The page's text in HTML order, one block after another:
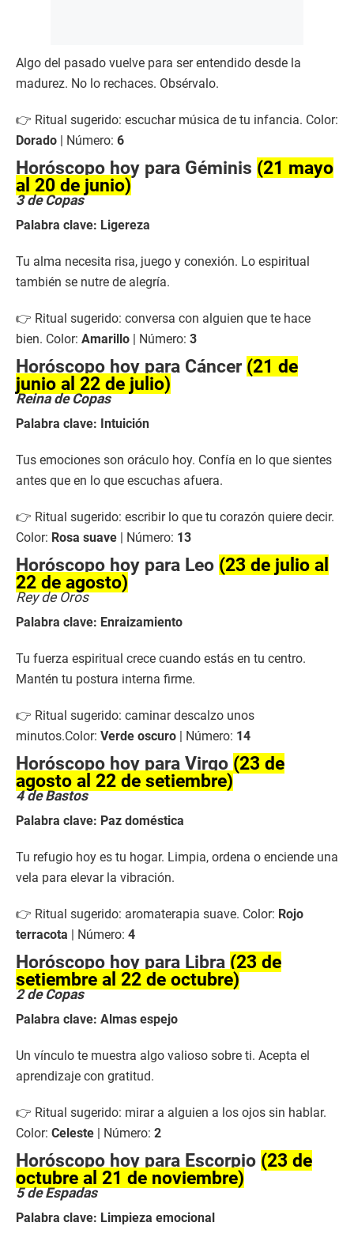
Algo del pasado vuelve para ser entendido desde la
madurez. No lo rechaces. Obsérvalo.
👉 Ritual sugerido: escuchar música de tu infancia. Color:
Dorado | Número: 6
Horóscopo hoy para Géminis (21 mayo
al 20 de junio)
3 de Copas
Palabra clave: Ligereza
Tu alma necesita risa, juego y conexión. Lo espiritual
también se nutre de alegría.
👉 Ritual sugerido: conversa con alguien que te hace
bien. Color: Amarillo | Número: 3
Horóscopo hoy para Cáncer (21 de
junio al 22 de julio)
Reina de Copas
Palabra clave: Intuición
Tus emociones son oráculo hoy. Confía en lo que sientes
antes que en lo que escuchas afuera.
👉 Ritual sugerido: escribir lo que tu corazón quiere decir.
Color: Rosa suave | Número: 13
Horóscopo hoy para Leo (23 de julio al
22 de agosto)
Rey de Oros
Palabra clave: Enraizamiento
Tu fuerza espiritual crece cuando estás en tu centro.
Mantén tu postura interna firme.
👉 Ritual sugerido: caminar descalzo unos
minutos.Color: Verde oscuro | Número: 14
Horóscopo hoy para Virgo (23 de
agosto al 22 de setiembre)
4 de Bastos
Palabra clave: Paz doméstica
Tu refugio hoy es tu hogar. Limpia, ordena o enciende una
vela para elevar la vibración.
👉 Ritual sugerido: aromaterapia suave. Color: Rojo
terracota | Número: 4
Horóscopo hoy para Libra (23 de
setiembre al 22 de octubre)
2 de Copas
Palabra clave: Almas espejo
Un vínculo te muestra algo valioso sobre ti. Acepta el
aprendizaje con gratitud.
👉 Ritual sugerido: mirar a alguien a los ojos sin hablar.
Color: Celeste | Número: 2
Horóscopo hoy para Escorpio (23 de
octubre al 21 de noviembre)
5 de Espadas
Palabra clave: Limpieza emocional